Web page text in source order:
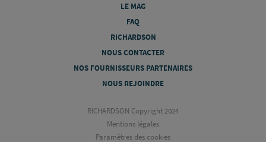
LE MAG
FAQ
RICHARDSON
NOUS CONTACTER
NOS FOURNISSEURS PARTENAIRES
NOUS REJOINDRE
RICHARDSON Copyright 2024
Mentions légales
Paramètres des cookies